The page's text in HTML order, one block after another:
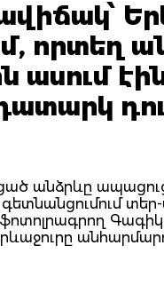
որտեղ
ասում
անձրևը
գետնանցումում
ֆոտոլրագրող